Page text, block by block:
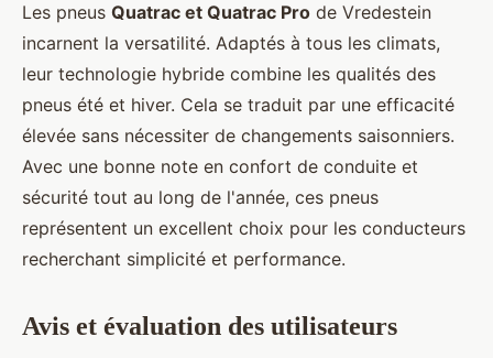
Les pneus Quatrac et Quatrac Pro de Vredestein
incarnent la versatilité. Adaptés à tous les climats,
leur technologie hybride combine les qualités des
pneus été et hiver. Cela se traduit par une efficacité
élevée sans nécessiter de changements saisonniers.
Avec une bonne note en confort de conduite et
sécurité tout au long de l'année, ces pneus
représentent un excellent choix pour les conducteurs
recherchant simplicité et performance.
Avis et évaluation des utilisateurs